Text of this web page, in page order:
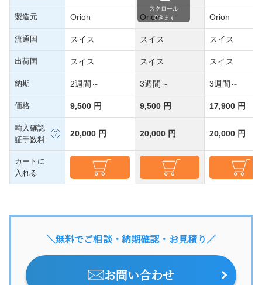
製造元 Orion Orion Orion
流通国 スイス スイス スイス
出荷国 スイス スイス スイス
納期 2週間～ 3週間～ 3週間～
価格 9,500 円 9,500 円 17,900 円
輸入確認
証手数料
20,000 円 20,000 円 20,000 円
カートに
入れる
スクロール
できます
＼無料でご相談・納期確認・お見積り／
お問い合わせ